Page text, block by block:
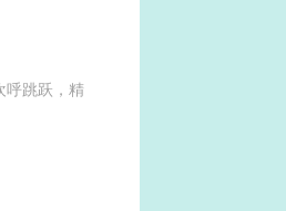
呼跳跃，精